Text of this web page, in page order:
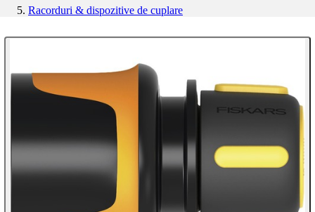
Racorduri & dispozitive de cuplare